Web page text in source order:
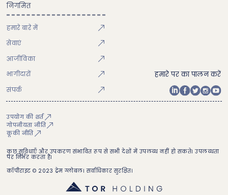
निगमित
हमारे बारे में
सेवाएं
आजीविका
भागीदारों
संपर्क
हमारे पर का पालन करें
उपयोग की शर्त
गोपनीयता नीति
कूकी नीति
कुछ सुविधाएँ और उपकरण संभावित रूप से सभी देशों में उपलब्ध नहीं हो सकते। उपलब्धता
पर निर्भर करता है।
कॉपीराइट © 2023 ट्रेम ग्लोबल। सर्वाधिकार सुरक्षित।